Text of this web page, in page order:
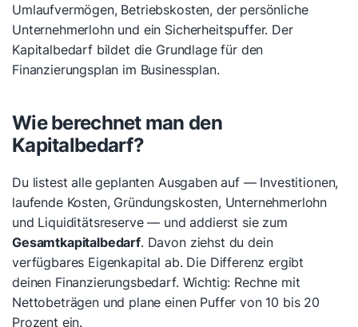
Umlaufvermögen, Betriebskosten, der persönliche
Unternehmerlohn und ein Sicherheitspuffer. Der
Kapitalbedarf bildet die Grundlage für den
Finanzierungsplan im Businessplan.
Wie berechnet man den
Kapitalbedarf?
Du listest alle geplanten Ausgaben auf — Investitionen,
laufende Kosten, Gründungskosten, Unternehmerlohn
und Liquiditätsreserve — und addierst sie zum
Gesamtkapitalbedarf. Davon ziehst du dein
verfügbares Eigenkapital ab. Die Differenz ergibt
deinen Finanzierungsbedarf. Wichtig: Rechne mit
Nettobeträgen und plane einen Puffer von 10 bis 20
Prozent ein.